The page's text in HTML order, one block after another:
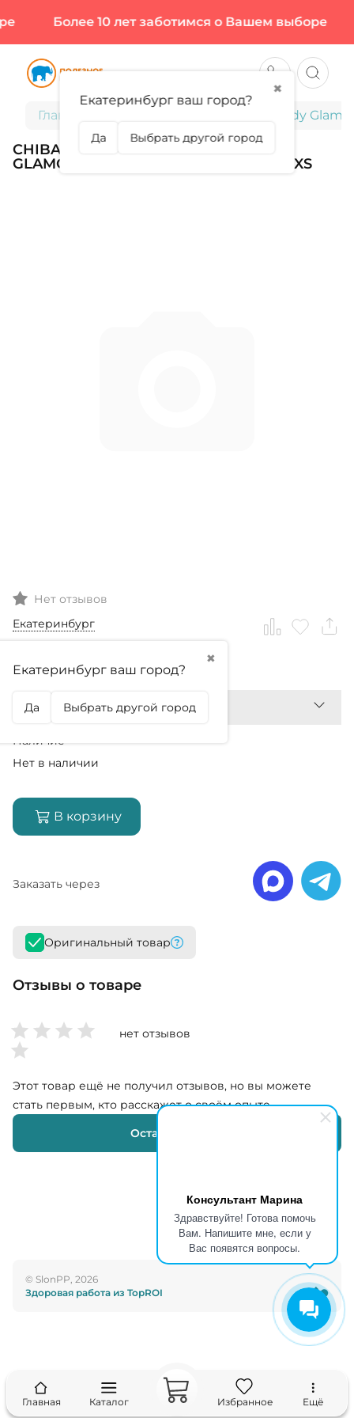
Консультант Марина
Здравствуйте! Готова помочь
Вам. Напишите мне, если у
Вас появятся вопросы.
Более 10 лет заботимся о Вашем выборе
Главная Chiba, Перчатки женские, Lady
CHIBA, ПЕРЧАТКИ ЖЕНСКИЕ, LADY
GLAMOUR, ЦВЕТ КРАСНЫЙ, РАЗМЕР XS
Нет отзывов
Екатеринбург
✖
Екатеринбург ваш город?
Да Выбрать другой город
0₽
Наличие
Нет в наличии
В корзину
Заказать через
Оригинальный товар
Отзывы о товаре
нет отзывов
Этот товар ещё не получил отзывов, но вы можете
стать первым, кто расскажет о своём опыте
Оставить отзыв
© SlonPP, 2026
Здоровая работа из TopROI
Главная Каталог Избранное Ещё
✖
Екатеринбург ваш город?
Да Выбрать другой город